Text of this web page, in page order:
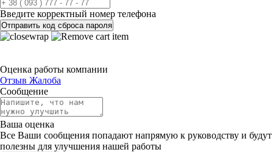
Введите корректный номер телефона
Отправить код сброса пароля
Оценка работы компании
Отзыв Жалоба
Сообщение
Ваша оценка
Все Ваши сообщения попадают напрямую к руководству и будут
полезны для улучшения нашей работы